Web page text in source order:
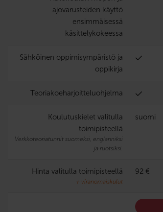
ajovarusteiden käyttö
ensimmäisessä
käsittelykokeessa
Sähköinen oppimisympäristö ja
oppikirja
Teoria­koe­harjoittelu­ohjelma
Koulutuskielet valitulla
toimipisteellä
Verkkoteoriatunnit suomeksi, englanniksi
ja ruotsiksi.
suomi
Hinta valitulla toimipisteellä
+ viranomaiskulut
92 €